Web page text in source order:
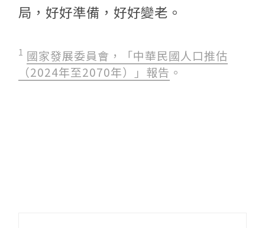
局，好好準備，好好變老。
1 國家發展委員會，「中華民國人口推估
（2024年至2070年）」報告 。